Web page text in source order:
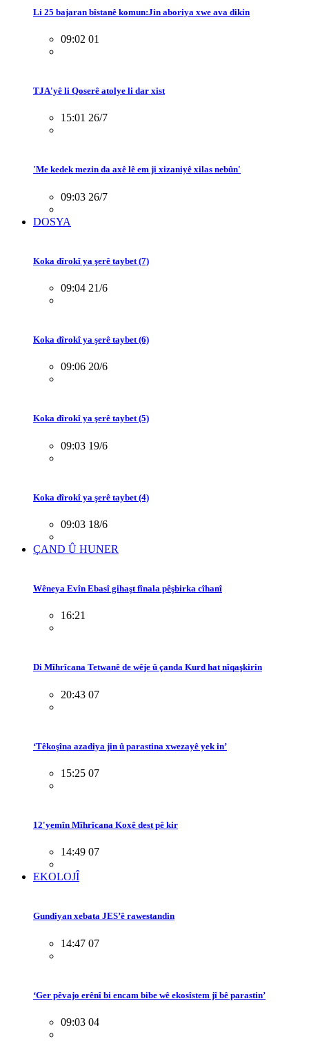
Li 25 bajaran bîstanê komun:Jin aboriya xwe ava dikin
09:02 01
TJA'yê li Qoserê atolye li dar xist
15:01 26/7
'Me kedek mezin da axê lê em ji xizaniyê xilas nebûn'
09:03 26/7
DOSYA
Koka dîrokî ya şerê taybet (7)
09:04 21/6
Koka dîrokî ya şerê taybet (6)
09:06 20/6
Koka dîrokî ya şerê taybet (5)
09:03 19/6
Koka dîrokî ya şerê taybet (4)
09:03 18/6
ÇAND Û HUNER
Wêneya Evîn Ebasî gihaşt fînala pêşbirka cîhanî
16:21
Di Mîhrîcana Tetwanê de wêje û çanda Kurd hat nîqaşkirin
20:43 07
‘Têkoşîna azadiya jin û parastina xwezayê yek in’
15:25 07
12'yemîn Mîhrîcana Koxê dest pê kir
14:49 07
EKOLOJÎ
Gundiyan xebata JES’ê rawestandin
14:47 07
‘Ger pêvajo erênî bi encam bibe wê ekosîstem jî bê parastin’
09:03 04